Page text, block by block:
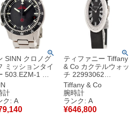
SINN クロノグ
ミッションタイ
503.EZM-1 ブ
ク 9時位置リュ
デイト 回転ベゼ
ンズ 腕時計自動
ブラック 【中
中古美品
計
ク: A
ティファニー Tiffany
& Co カクテルウォッ
チ 22993062
K18WG無垢 純正ダ
イヤ ブラック ローマ
ン オーバル レディー
ス 腕時計クオーツ ブ
ラック 【中古】中古
Tiffany & Co
腕時計
ランク: A
¥646,800